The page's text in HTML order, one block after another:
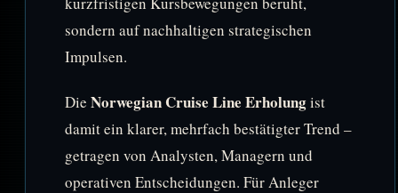
sondern auf nachhaltigen strategischen
Impulsen.
Die Norwegian Cruise Line Erholungist
damit ein klarer, mehrfach bestätigter Trend –
getragen von Analysten, Managern und
operativen Entscheidungen. Für Anleger